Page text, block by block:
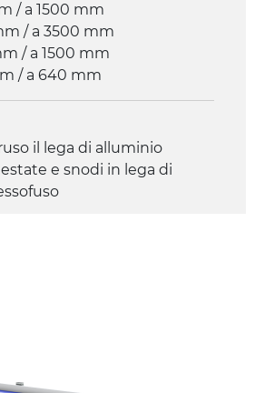
protezione termica motore
/ a 1500 mm
/ a 3500 mm
/ a 1500 mm
/ a 640 mm
il lega di alluminio
e snodi in lega di
gambe in tubolare